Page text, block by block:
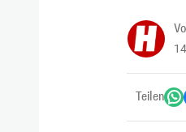
Teilen